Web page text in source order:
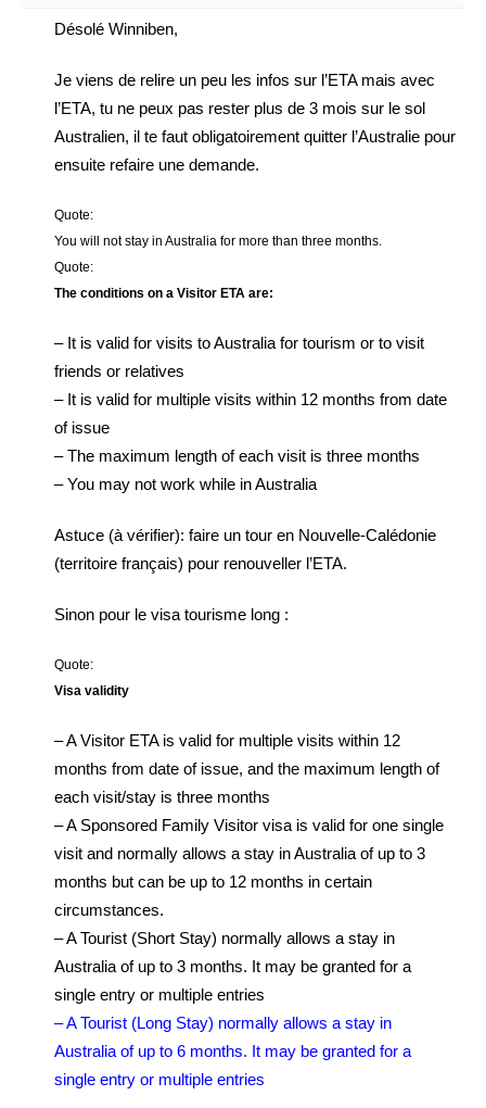
Désolé Winniben,
Je viens de relire un peu les infos sur l’ETA mais avec
l’ETA, tu ne peux pas rester plus de 3 mois sur le sol
Australien, il te faut obligatoirement quitter l’Australie pour
ensuite refaire une demande.
Quote:
You will not stay in Australia for more than three months.
Quote:
The conditions on a Visitor ETA are:
– It is valid for visits to Australia for tourism or to visit
friends or relatives
– It is valid for multiple visits within 12 months from date
of issue
– The maximum length of each visit is three months
– You may not work while in Australia
Astuce (à vérifier): faire un tour en Nouvelle-Calédonie
(territoire français) pour renouveller l’ETA.
Sinon pour le visa tourisme long :
Quote:
Visa validity
– A Visitor ETA is valid for multiple visits within 12
months from date of issue, and the maximum length of
each visit/stay is three months
– A Sponsored Family Visitor visa is valid for one single
visit and normally allows a stay in Australia of up to 3
months but can be up to 12 months in certain
circumstances.
– A Tourist (Short Stay) normally allows a stay in
Australia of up to 3 months. It may be granted for a
single entry or multiple entries
– A Tourist (Long Stay) normally allows a stay in
Australia of up to 6 months. It may be granted for a
single entry or multiple entries